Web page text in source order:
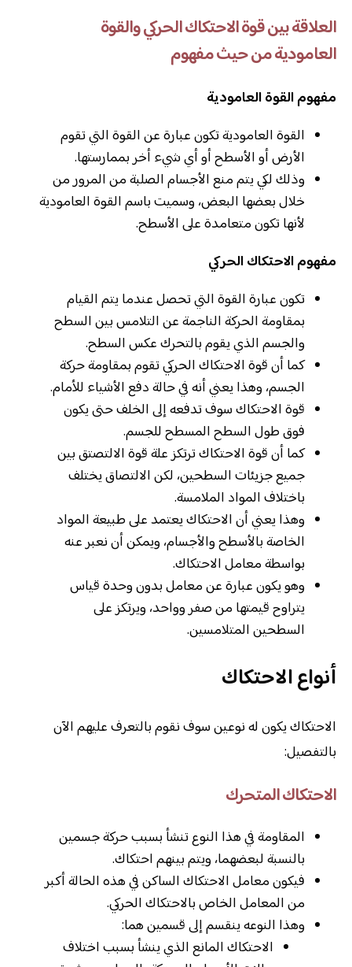
العلاقة بين قوة الاحتكاك الحركي والقوة
العامودية من حيث مفهوم
مفهوم القوة العامودية
القوة العامودية تكون عبارة عن القوة التي تقوم
الأرض أو الأسطح أو أي شيء أخر بممارستها.
وذلك لكي يتم منع الأجسام الصلبة من المرور من
خلال بعضها البعض، وسميت باسم القوة العامودية
لأنها تكون متعامدة على الأسطح.
مفهوم الاحتكاك الحركي
تكون عبارة القوة التي تحصل عندما يتم القيام
بمقاومة الحركة الناجمة عن التلامس بين السطح
والجسم الذي يقوم بالتحرك عكس السطح.
كما أن قوة الاحتكاك الحركي تقوم بمقاومة حركة
الجسم، وهذا يعني أنه في حالة دفع الأشياء للأمام.
قوة الاحتكاك سوف تدفعه إلى الخلف حتى يكون
فوق طول السطح المسطح للجسم.
كما أن قوة الاحتكاك ترتكز علة قوة الالتصتق بين
جميع جزيئات السطحين، لكن الالتصاق يختلف
باختلاف المواد الملامسة.
وهذا يعني أن الاحتكاك يعتمد على طبيعة المواد
الخاصة بالأسطح والأجسام، ويمكن أن نعبر عنه
بواسطة معامل الاحتكاك.
وهو يكون عبارة عن معامل بدون وحدة قياس
يتراوح قيمتها من صفر وواحد، ويرتكز على
السطحين المتلامسين.
أنواع الاحتكاك
الاحتكاك يكون له نوعين سوف نقوم بالتعرف عليهم الآن
بالتفصيل:
الاحتكاك المتحرك
المقاومة في هذا النوع تنشأ بسبب حركة جسمين
بالنسبة لبعضهما، ويتم بينهم احتكاك.
فيكون معامل الاحتكاك الساكن في هذه الحالة أكبر
من المعامل الخاص بالاحتكاك الحركي.
وهذا النوعه ينقسم إلى قسمين هما:
الاحتكاك المانع الذي ينشأ بسبب اختلاف